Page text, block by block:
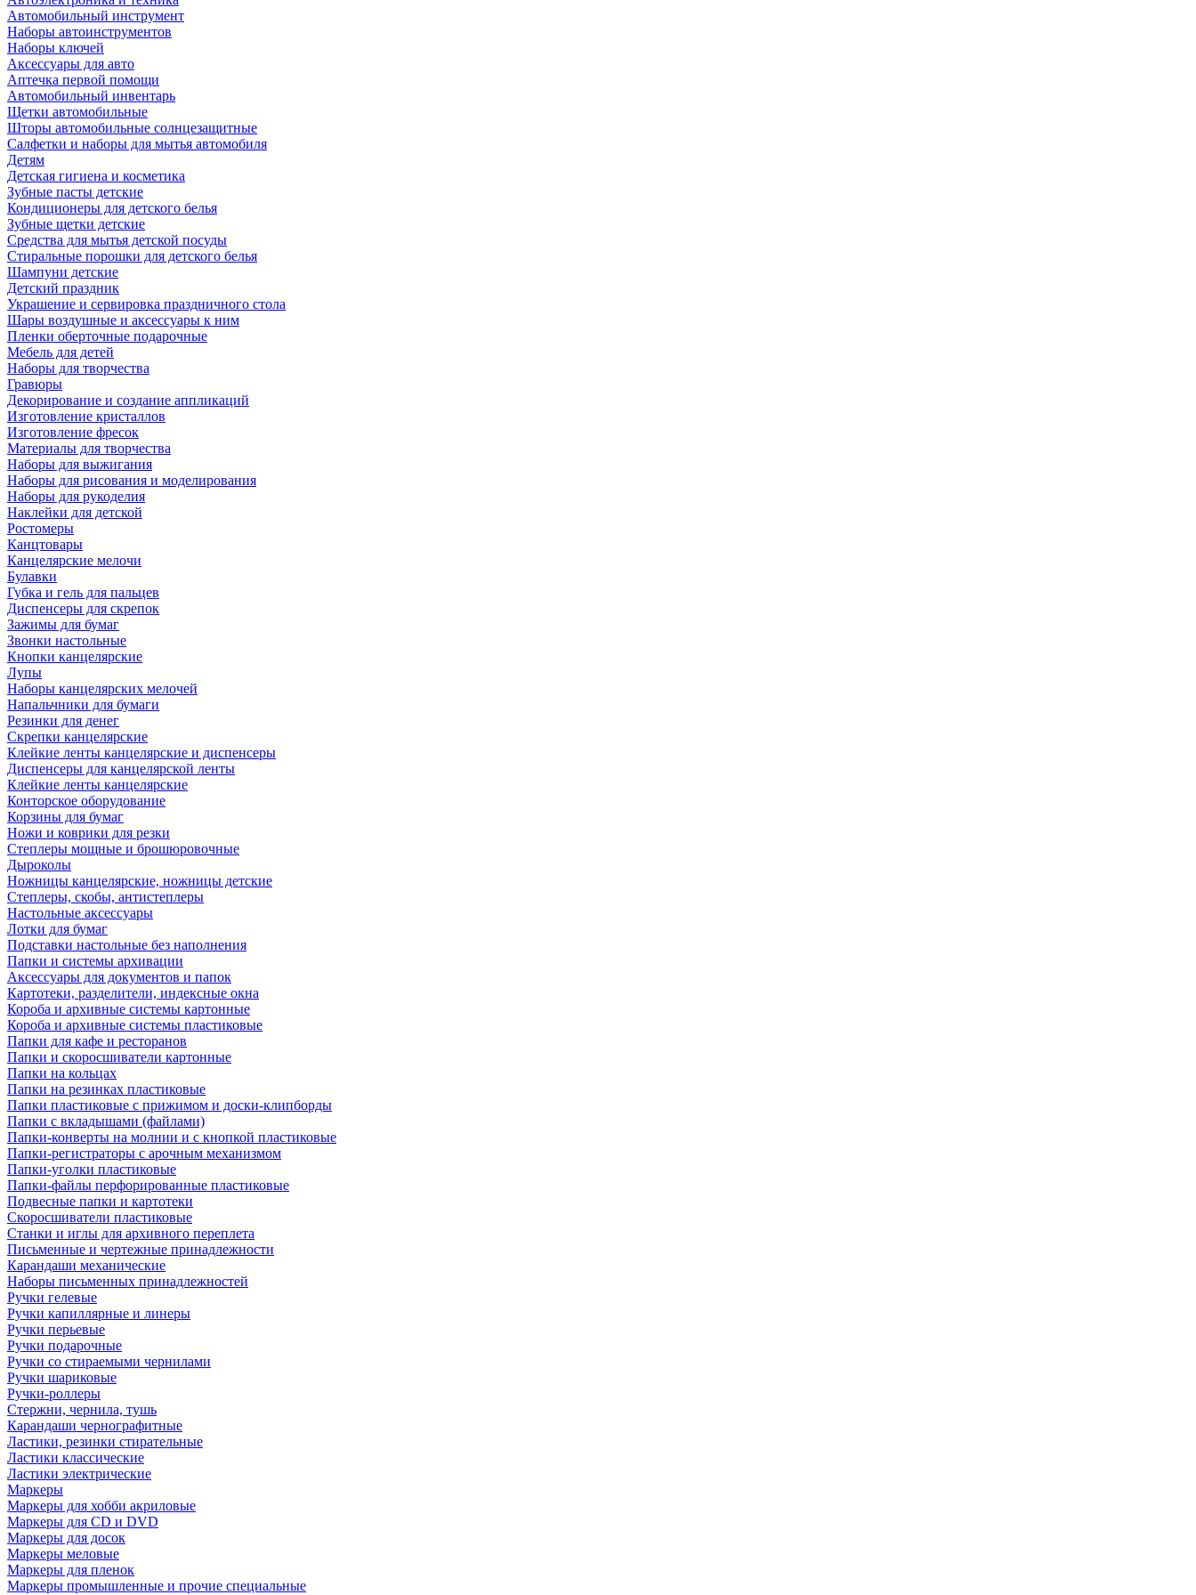
Автомобильный инструмент
Наборы автоинструментов
Наборы ключей
Аксессуары для авто
Аптечка первой помощи
Автомобильный инвентарь
Щетки автомобильные
Шторы автомобильные солнцезащитные
Салфетки и наборы для мытья автомобиля
Детям
Детская гигиена и косметика
Зубные пасты детские
Кондиционеры для детского белья
Зубные щетки детские
Средства для мытья детской посуды
Стиральные порошки для детского белья
Шампуни детские
Детский праздник
Украшение и сервировка праздничного стола
Шары воздушные и аксессуары к ним
Пленки оберточные подарочные
Мебель для детей
Наборы для творчества
Гравюры
Декорирование и создание аппликаций
Изготовление кристаллов
Изготовление фресок
Материалы для творчества
Наборы для выжигания
Наборы для рисования и моделирования
Наборы для рукоделия
Наклейки для детской
Ростомеры
Канцтовары
Канцелярские мелочи
Булавки
Губка и гель для пальцев
Диспенсеры для скрепок
Зажимы для бумаг
Звонки настольные
Кнопки канцелярские
Лупы
Наборы канцелярских мелочей
Напальчники для бумаги
Резинки для денег
Скрепки канцелярские
Клейкие ленты канцелярские и диспенсеры
Диспенсеры для канцелярской ленты
Клейкие ленты канцелярские
Конторское оборудование
Корзины для бумаг
Ножи и коврики для резки
Степлеры мощные и брошюровочные
Дыроколы
Ножницы канцелярские, ножницы детские
Степлеры, скобы, антистеплеры
Настольные аксессуары
Лотки для бумаг
Подставки настольные без наполнения
Папки и системы архивации
Аксессуары для документов и папок
Картотеки, разделители, индексные окна
Короба и архивные системы картонные
Короба и архивные системы пластиковые
Папки для кафе и ресторанов
Папки и скоросшиватели картонные
Папки на кольцах
Папки на резинках пластиковые
Папки пластиковые с прижимом и доски-клипборды
Папки с вкладышами (файлами)
Папки-конверты на молнии и с кнопкой пластиковые
Папки-регистраторы с арочным механизмом
Папки-уголки пластиковые
Папки-файлы перфорированные пластиковые
Подвесные папки и картотеки
Скоросшиватели пластиковые
Станки и иглы для архивного переплета
Письменные и чертежные принадлежности
Карандаши механические
Наборы письменных принадлежностей
Ручки гелевые
Ручки капиллярные и линеры
Ручки перьевые
Ручки подарочные
Ручки со стираемыми чернилами
Ручки шариковые
Ручки-роллеры
Стержни, чернила, тушь
Карандаши чернографитные
Ластики, резинки стирательные
Ластики классические
Ластики электрические
Маркеры
Маркеры для хобби акриловые
Маркеры для CD и DVD
Маркеры для досок
Маркеры меловые
Маркеры для пленок
Маркеры промышленные и прочие специальные